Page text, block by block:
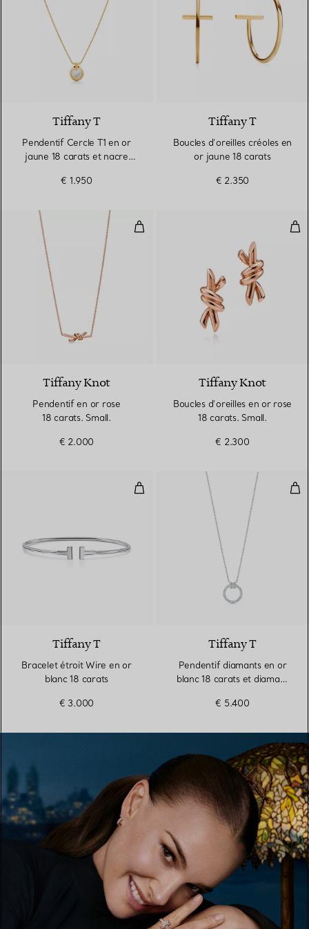
Tiffany T
Pendentif Cercle T1 en or
jaune 18 carats et nacre
€ 1.950
Tiffany T
Boucles d’oreilles créoles en
or jaune 18 carats
€ 2.350
Pendentif en or rose 18 carats.
Tiffany Knot
Pendentif en or rose
18 carats. Small.
€ 2.000
Tiffany Knot
Boucles d’oreilles en or rose
18 carats. Small.
€ 2.300
Bracelet étroit Wire en or blanc
3 Matériaux
Tiffany T
Bracelet étroit Wire en or
blanc 18 carats
€ 3.000
Tiffany T
Pendentif diamants en or
blanc 18 carats et diamant
€ 5.400